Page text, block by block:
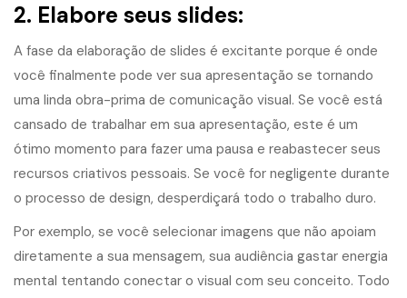
2. Elabore seus slides:
A fase da elaboração de slides é excitante porque é onde
você finalmente pode ver sua apresentação se tornando
uma linda obra-prima de comunicação visual. Se você está
cansado de trabalhar em sua apresentação, este é um
ótimo momento para fazer uma pausa e reabastecer seus
recursos criativos pessoais. Se você for negligente durante
o processo de design, desperdiçará todo o trabalho duro.
Por exemplo, se você selecionar imagens que não apoiam
diretamente a sua mensagem, sua audiência gastar energia
mental tentando conectar o visual com seu conceito. Todo